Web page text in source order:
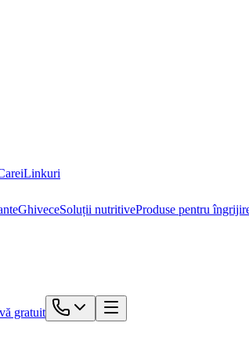
Linkuri
GhiveceSoluții nutritiveProduse pentru
gratuit